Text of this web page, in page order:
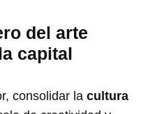
del arte
capital
consolidar lacultura